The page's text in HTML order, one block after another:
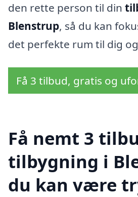
den rette person til din
Blenstrup, så du kan
det perfekte rum til dig
Få 3 tilbud, gratis og
Få nemt 3
tilbygning i
du kan være